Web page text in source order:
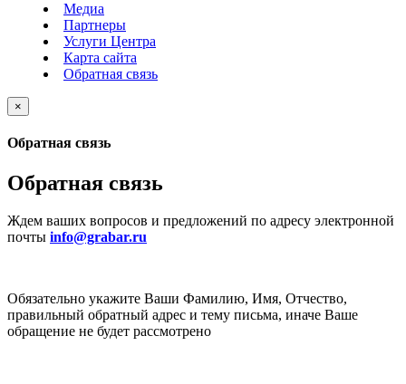
Медиа
Партнеры
Услуги Центра
Карта сайта
Обратная связь
×
Обратная связь
Обратная связь
Ждем ваших вопросов и предложений по адресу электронной
почты info@grabar.ru
Обязательно укажите Ваши Фамилию, Имя, Отчество,
правильный обратный адрес и тему письма, иначе Ваше
обращение не будет рассмотрено